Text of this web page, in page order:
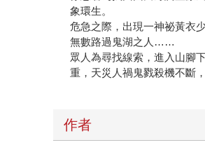
象環生。
危急之際，出現一神祕黃衣
無數路過鬼湖之人……
眾人為尋找線索，進入山腳
重，天災人禍鬼戮殺機不斷
作者